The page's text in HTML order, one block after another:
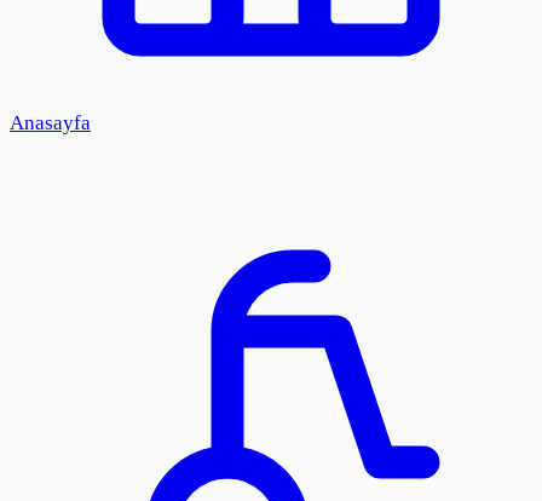
Anasayfa